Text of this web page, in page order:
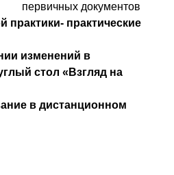
первичных документов
практики- практические
изменений в
стол «Взгляд на
в дистанционном